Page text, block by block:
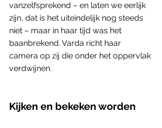
vanzelfsprekend – en laten we eerlijk
zijn, dat is het uiteindelijk nog steeds
niet – maar in haar tijd was het
baanbrekend. Varda richt haar
camera op zij die onder het oppervlak
verdwijnen.
Kijken en bekeken worden